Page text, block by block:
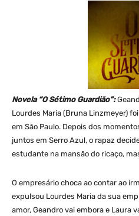
Novela “O Sétimo Guardião”:
Lourdes Maria (Bruna Linzmeyer)
em São Paulo. Depois dos
juntos em Serro Azul, o rapaz
estudante na mansão do ricaço,
O empresário choca ao contar ao
expulsou Lourdes Maria da sua
amor, Geandro vai embora e Laura